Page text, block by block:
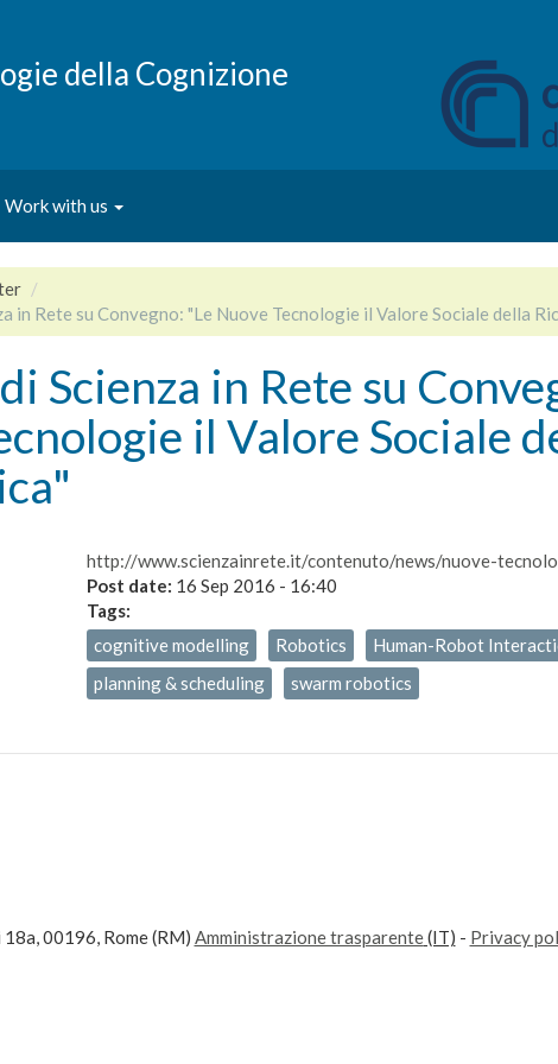
della Cognizione
Work with us
in Rete su Convegno: "Le Nuove Tecnologie il Valore Sociale della
Scienza in Rete su
il Valore Sociale
http://www.scienzainrete.it/contenuto/news/nuove-
Post date: 16 Sep 2016 - 16:40
Tags:
cognitive modelling
Robotics Human-Robot
planning & scheduling
swarm robotics
00196, Rome (RM) Amministrazione trasparente(IT) - Privacy